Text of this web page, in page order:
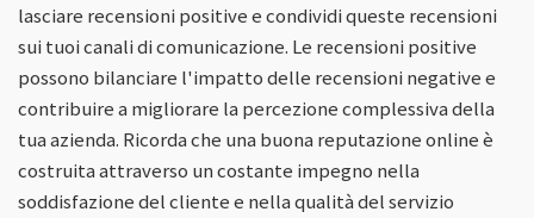
lasciare recensioni positive e condividi queste recensioni
sui tuoi canali di comunicazione. Le recensioni positive
possono bilanciare l'impatto delle recensioni negative e
contribuire a migliorare la percezione complessiva della
tua azienda. Ricorda che una buona reputazione online è
costruita attraverso un costante impegno nella
soddisfazione del cliente e nella qualità del servizio